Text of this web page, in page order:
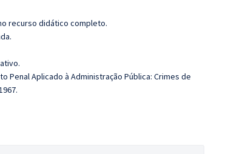
recurso didático completo.
Penal Aplicado à Administração Pública: Crimes de